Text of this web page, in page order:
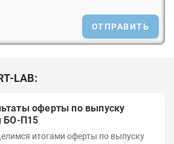
ОТПРАВИТЬ
LAB:
оферты по выпуску
БО-П15